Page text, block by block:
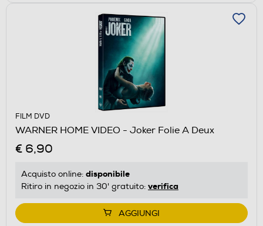
FILM DVD
WARNER HOME VIDEO - Joker Folie A Deux
€ 6,90
Acquisto online: disponibile
Ritiro in negozio in 30' gratuito: verifica
AGGIUNGI